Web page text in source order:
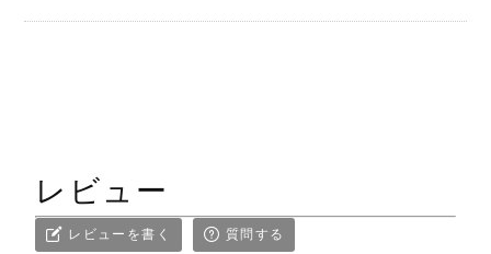
レビュー
レビューを書く 質問する